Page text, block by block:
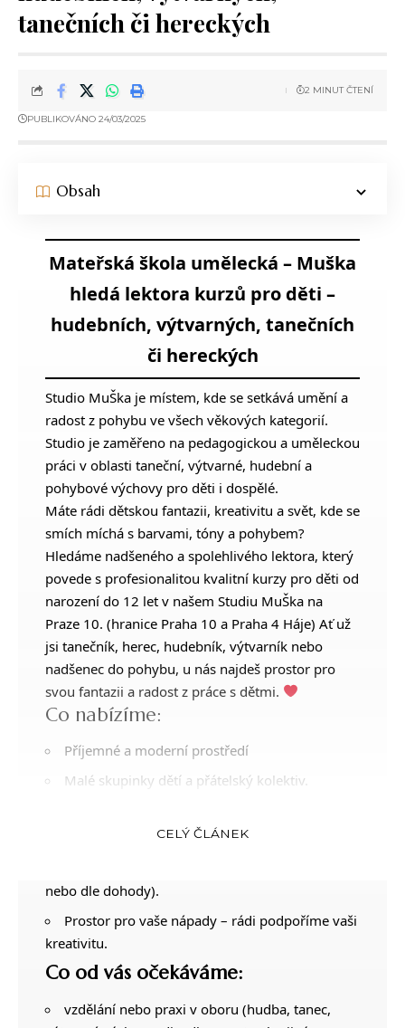
tanečních či hereckých
PUBLIKOVÁNO 24/03/2025
2 MINUT ČTENÍ
Obsah
Mateřská škola umělecká – Muška
hledá lektora kurzů pro děti –
hudebních, výtvarných, tanečních
či hereckých
Studio MuŠka je místem, kde se setkává umění a
radost z pohybu ve všech věkových kategorií.
Studio je zaměřeno na pedagogickou a uměleckou
práci v oblasti taneční, výtvarné, hudební a
pohybové výchovy pro děti i dospělé.
Máte rádi dětskou fantazii, kreativitu a svět, kde se
smích míchá s barvami, tóny a pohybem?
Hledáme nadšeného a spolehlivého lektora, který
povede s profesionalitou kvalitní kurzy pro děti od
narození do 12 let v našem Studiu MuŠka na
Praze 10. (hranice Praha 10 a Praha 4 Háje) Ať už
jsi tanečník, herec, hudebník, výtvarník nebo
nadšenec do pohybu, u nás najdeš prostor pro
svou fantazii a radost z práce s dětmi.
Co nabízíme:
Příjemné a moderní prostředí
Malé skupinky dětí a přátelský kolektiv.
Možnost dlouhodobé spolupráce.
nebo dle dohody).
Prostor pro vaše nápady – rádi podpoříme vaši
kreativitu.
Co od vás očekáváme:
vzdělání nebo praxi v oboru (hudba, tanec,
CELÝ ČLÁNEK